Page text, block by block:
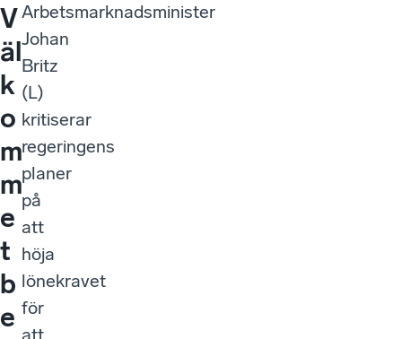
V
äl
k
o
m
m
e
t
b
e
Arbetsmarknadsminister
Johan
Britz
(L)
kritiserar
regeringens
planer
på
att
höja
lönekravet
för
att